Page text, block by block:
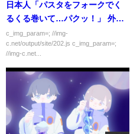
日本人「パスタをフォークでく
るくる巻いて…パクッ！」 外国
人「うわぁ…」
c_img_param=; //img-
c.net/output/site/202.js c_img_param=;
//img-c.net...